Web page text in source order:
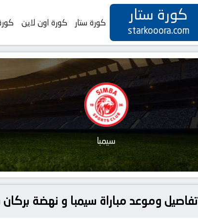
كورة ستار
starkooora.com
كورة ستار كورة اون لاين
سيمبا
تفاصيل وموعد مباراة سيمبا و نهضة بركان بتاريخ 25-05-2025 في دوري كأس